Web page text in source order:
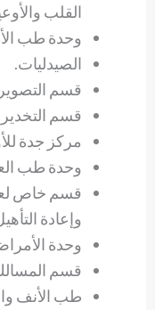
القلب
وحدة طب
الصيدليات.
قسم
قسم
مركز جدة
وحدة طب
قسم خاص
وإعادة
وحدة
قسم المسالك
طب الأنف